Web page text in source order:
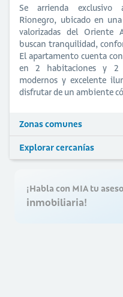
Se arrienda exclusivo
Rionegro, ubicado en
valorizadas del Oriente
buscan tranquilidad,
El apartamento cuenta
en 2 habitaciones y 2
modernos y excelente
disfrutar de un ambiente
Zonas comunes
Explorar cercanías
¡Habla con MIA tu
inmobiliaria!